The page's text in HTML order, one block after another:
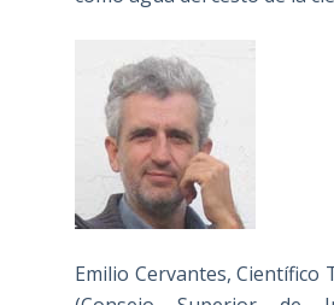
Emilio Cervantes, Científico